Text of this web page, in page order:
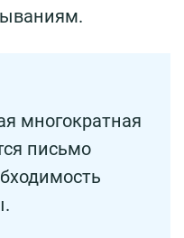
многократная
письмо